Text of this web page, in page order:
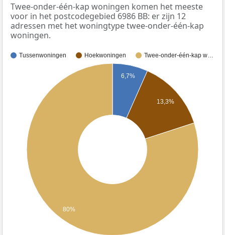
Twee-onder-één-kap woningen komen het meeste
voor in het postcodegebied 6986 BB: er zijn 12
adressen met het woningtype twee-onder-één-kap
woningen.
Tussenwoningen Hoekwoningen Twee-onder-één-kap w…
6,7%
13,3%
80%